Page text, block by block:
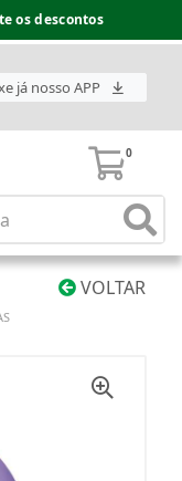
os descontos
já nosso APP
0
VOLTAR